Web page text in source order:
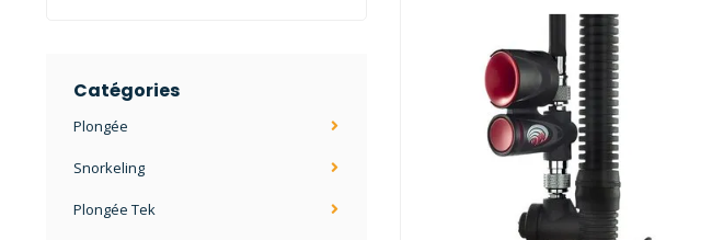
Catégories
Plongée
Snorkeling
Plongée Tek